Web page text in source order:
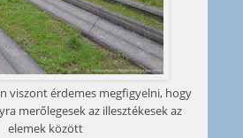
viszont érdemes megfigyelni, hogy
merőlegesek az illesztékesek az
elemek között